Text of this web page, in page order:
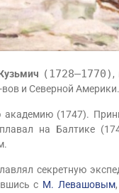
(1728—1770) ,
вов и Северной Америки.
(1747).
на Балтике
секретную
с М. Левашовым